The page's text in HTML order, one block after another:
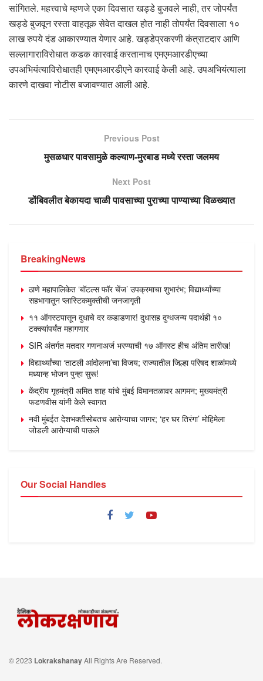
सांगितले. महत्त्वाचे म्हणजे एका दिवसात खड्डे बुजवले नाही, तर जोपर्यंत
खड्डे बुजवून रस्ता वाहतूक सेवेत दाखल होत नाही तोपर्यंत दिवसाला १०
लाख रुपये दंड आकारण्यात येणार आहे. खड्डेप्रकरणी कंत्राटदार आणि
सल्लागाराविरोधात कडक कारवाई करतानाच एमएमआरडीएच्या
उपअभियंत्याविरोधातही एमएमआरडीएने कारवाई केली आहे. उपअभियंत्याला
कारणे दाखवा नोटीस बजावण्यात आली आहे.
Previous Post
मुसळधार पावसामुळे कल्याण-मुरबाड मध्ये रस्ता जलमय
Next Post
डोंबिवलीत बेकायदा चाळी पावसाच्या पुराच्या पाण्याच्या विळख्यात
BreakingNews
ठाणे महापालिकेत ‘बॉटल्स फॉर चेंज’ उपक्रमाचा शुभारंभ; विद्यार्थ्यांच्या
सहभागातून प्लास्टिकमुक्तीची जनजागृती
११ ऑगस्टपासून दुधाचे दर कडाडणार! दुधासह दुग्धजन्य पदार्थही १०
टक्क्यांपर्यंत महागणार
SIR अंतर्गत मतदार गणनाअर्ज भरण्याची १७ ऑगस्ट हीच अंतिम तारीख!
विद्यार्थ्यांच्या ‘ताटली आंदोलना’चा विजय; राज्यातील जिल्हा परिषद शाळांमध्ये
मध्यान्ह भोजन पुन्हा सुरू!
केंद्रीय गृहमंत्री अमित शाह यांचे मुंबई विमानतळावर आगमन; मुख्यमंत्री
फडणवीस यांनी केले स्वागत
नवी मुंबईत देशभक्तीसोबतच आरोग्याचा जागर; ‘हर घर तिरंगा’ मोहिमेला
जोडली आरोग्याची पाऊले
Our Social Handles
© 2023 LokrakshanayAll Rights Are Reserved.